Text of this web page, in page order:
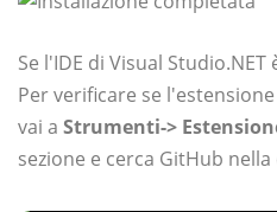
Se l'IDE di Visual
Per verificare se
vai a Strumenti->
sezione e cerca GitHub